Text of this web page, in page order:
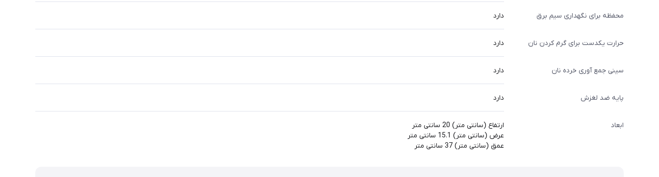
محفظه برای نگهداری سیم برق دارد
حرارت یکدست برای گرم کردن نان دارد
سینی جمع آوری خرده نان دارد
پایه ضد لغزش دارد
ابعاد
ارتفاع (سانتی متر) 20 سانتی متر
عرض (سانتی متر) 15.1 سانتی متر
عمق (سانتی متر) 37 سانتی متر